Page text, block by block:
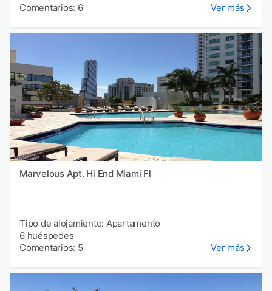
Comentarios: 6
Ver más
Marvelous Apt. Hi End Miami Fl
Tipo de alojamiento: Apartamento
6 huéspedes
Comentarios: 5
Ver más